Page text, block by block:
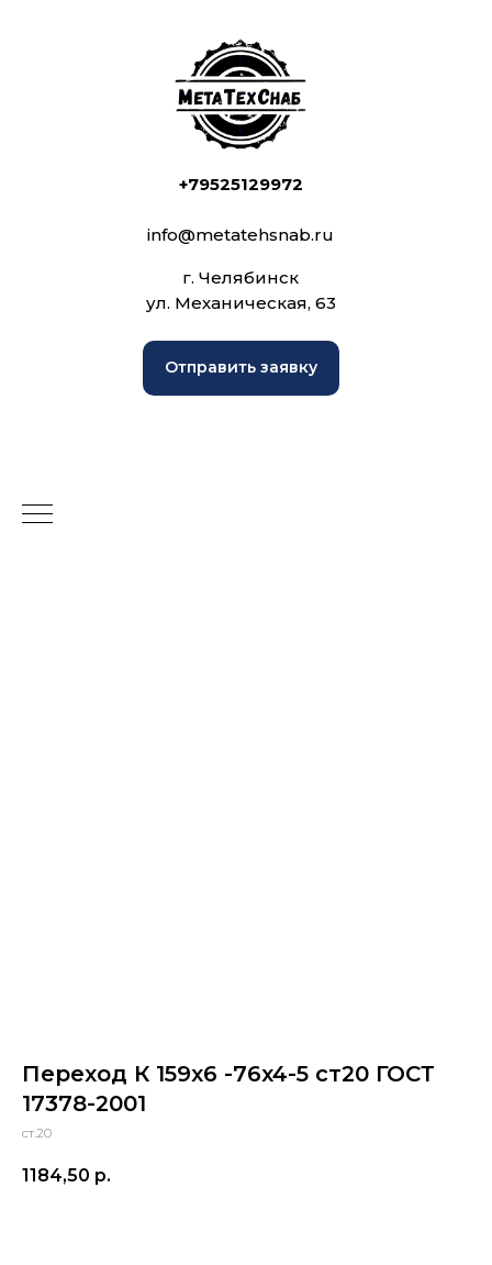
+79525129972
info@metatehsnab.ru
г. Челябинск
ул. Механическая, 63
Отправить заявку
Переход К 159x6 -76x4-5 ст20 ГОСТ
17378-2001
ст.20
1184,50 р.